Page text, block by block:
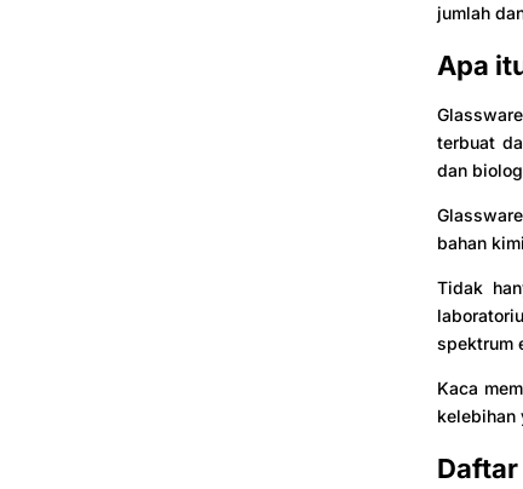
jumlah
Apa
terbuat
dan
bahan
Tidak
spektrum
Kaca
kelebihan